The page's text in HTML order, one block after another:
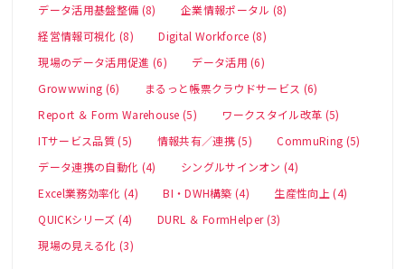
データ活用基盤整備 (8)
企業情報ポータル (8)
経営情報可視化 (8)
Digital Workforce (8)
現場のデータ活用促進 (6)
データ活用 (6)
Growwwing (6)
まるっと帳票クラウドサービス (6)
Report ＆ Form Warehouse (5)
ワークスタイル改革 (5)
ITサービス品質 (5)
情報共有／連携 (5)
CommuRing (5)
データ連携の自動化 (4)
シングルサインオン (4)
Excel業務効率化 (4)
BI・DWH構築 (4)
生産性向上 (4)
QUICKシリーズ (4)
DURL ＆ FormHelper (3)
現場の見える化 (3)